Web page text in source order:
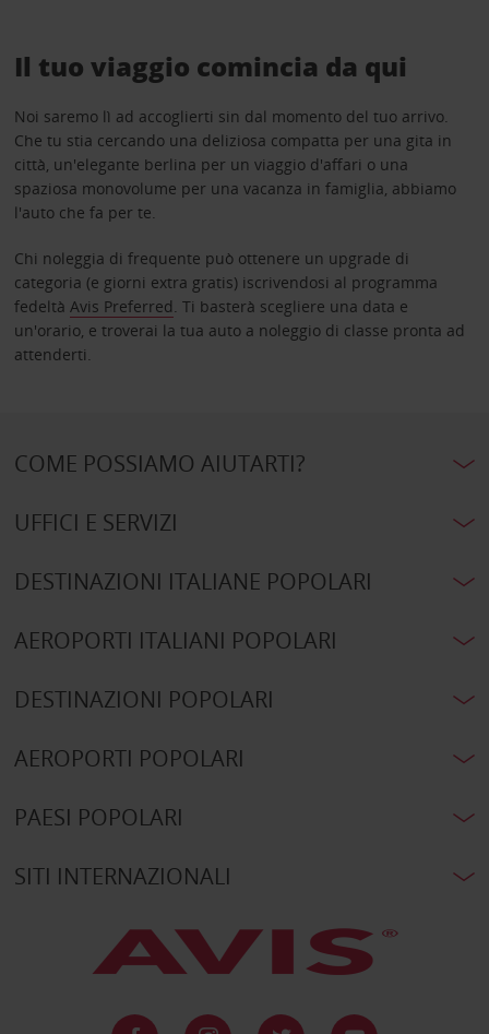
Il tuo viaggio comincia da qui
Noi saremo lì ad accoglierti sin dal momento del tuo arrivo.
Che tu stia cercando una deliziosa compatta per una gita in
città, un'elegante berlina per un viaggio d'affari o una
spaziosa monovolume per una vacanza in famiglia, abbiamo
l'auto che fa per te.
Chi noleggia di frequente può ottenere un upgrade di
categoria (e giorni extra gratis) iscrivendosi al programma
fedeltà Avis Preferred. Ti basterà scegliere una data e
un'orario, e troverai la tua auto a noleggio di classe pronta ad
attenderti.
COME POSSIAMO AIUTARTI?
UFFICI E SERVIZI
DESTINAZIONI ITALIANE POPOLARI
AEROPORTI ITALIANI POPOLARI
DESTINAZIONI POPOLARI
AEROPORTI POPOLARI
PAESI POPOLARI
SITI INTERNAZIONALI